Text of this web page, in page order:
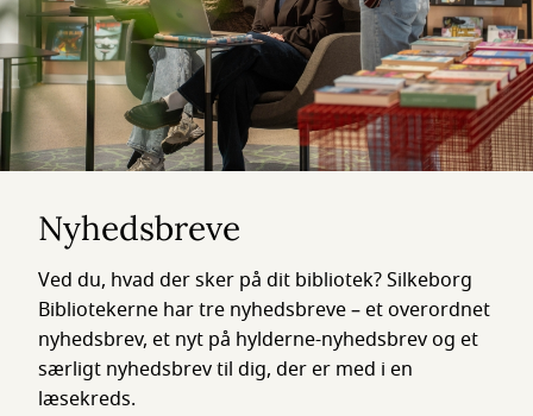
Nyhedsbreve
Ved du, hvad der sker på dit bibliotek? Silkeborg
Bibliotekerne har tre nyhedsbreve – et overordnet
nyhedsbrev, et nyt på hylderne-nyhedsbrev og et
særligt nyhedsbrev til dig, der er med i en
læsekreds.